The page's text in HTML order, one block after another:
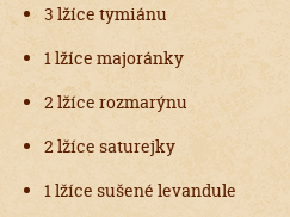
3 lžíce tymiánu
1 lžíce majoránky
2 lžíce rozmarýnu
2 lžíce saturejky
1 lžíce sušené levandule